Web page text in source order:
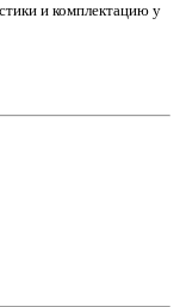
и комплектацию у